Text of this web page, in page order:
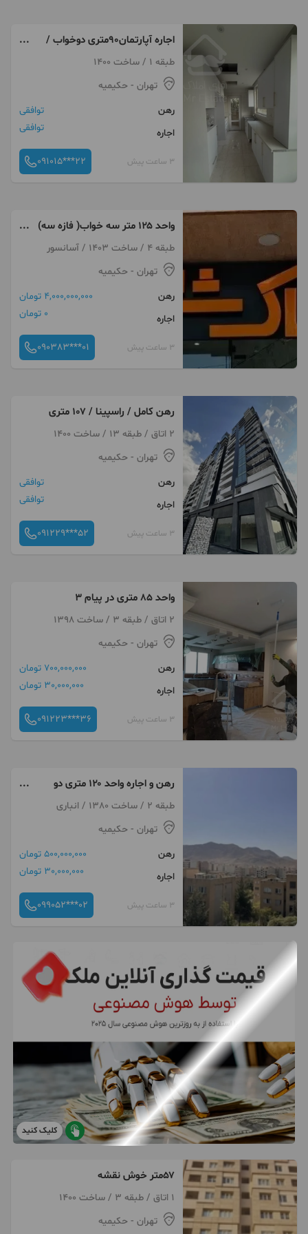
اجاره آپارتمان۹۰متری دو‌خواب /
فول امکانات/حکیمیه
طبقه 1 / ساخت 1400
تهران - حکیمیه
رهن
توافقی
اجاره
توافقی
3 ساعت پیش 091015***22
واحد ۱۲۵ متر سه خواب( فازه سه)
تاپ لوکیشن
طبقه 4 / ساخت 1403 / آسانسور
تهران - حکیمیه
رهن
4,000,000,000 تومان
اجاره
0 تومان
3 ساعت پیش 090383***01
رهن کامل / راسپینا / ۱۰۷ متری
2 اتاق / طبقه 13 / ساخت 1400
تهران - حکیمیه
رهن
توافقی
اجاره
توافقی
3 ساعت پیش 091229***52
واحد ۸۵ متری در پیام ۳
2 اتاق / طبقه 3 / ساخت 1398
تهران - حکیمیه
رهن
700,000,000 تومان
اجاره
30,000,000 تومان
3 ساعت پیش 091223***36
رهن و اجاره واحد ۱۲۰ متری دو
خواب فاز ۲
طبقه 2 / ساخت 1380 / انباری
تهران - حکیمیه
رهن
500,000,000 تومان
اجاره
30,000,000 تومان
3 ساعت پیش 099052***02
کلیک کنید
۵۷متر خوش نقشه
1 اتاق / طبقه 3 / ساخت 1400
تهران - حکیمیه